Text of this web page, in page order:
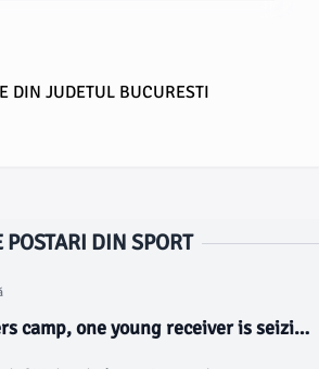
DIN JUDETUL BUCURESTI
POSTARI DIN SPORT
camp, one young receiver is seizing